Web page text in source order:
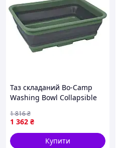
Таз складаний Bo-Camp
Washing Bowl Collapsible
1 362 ₴
1 816₴
Купити